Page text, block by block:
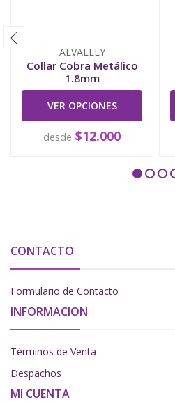
ALVALLEY
Collar Cobra Metálico
1.8mm
VER OPCIONES
desde $12.000
CONTACTO
Formulario de Contacto
INFORMACION
Términos de Venta
Despachos
MI CUENTA